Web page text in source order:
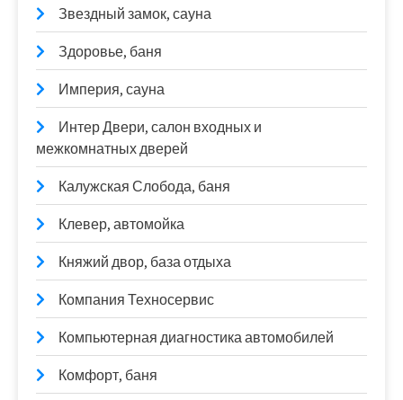
Звездный замок, сауна
Здоровье, баня
Империя, сауна
Интер Двери, салон входных и
межкомнатных дверей
Калужская Слобода, баня
Клевер, автомойка
Княжий двор, база отдыха
Компания Техносервис
Компьютерная диагностика автомобилей
Комфорт, баня